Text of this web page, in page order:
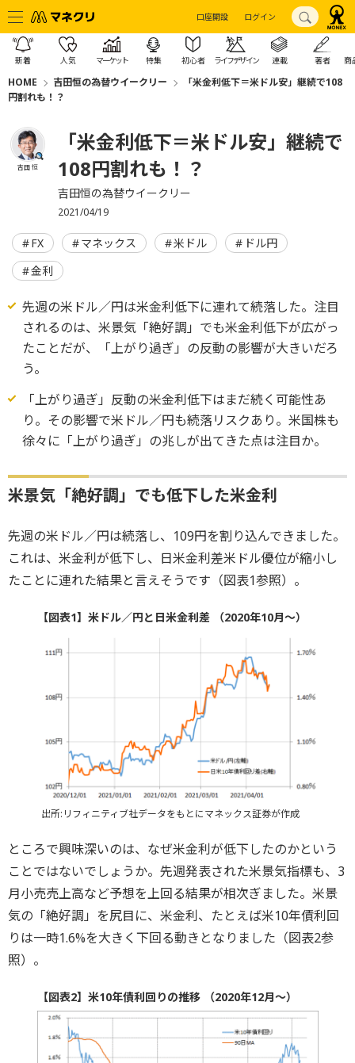
口座開設 ログイン
新着 人気 マーケット 特集 初心者 ライフデザイン 連載 著者 商
HOME 吉田恒の為替ウイークリー
「米金利低下＝米ドル安」継続で108
円割れも！？
吉田 恒
「米金利低下＝米ドル安」継続で
108円割れも！？
吉田恒の為替ウイークリー
2021/04/19
FX マネックス 米ドル
ドル円
金利
先週の米ドル／円は米金利低下に連れて続落した。注目
されるのは、米景気「絶好調」でも米金利低下が広がっ
たことだが、「上がり過ぎ」の反動の影響が大きいだろ
う。
「上がり過ぎ」反動の米金利低下はまだ続く可能性あ
り。その影響で米ドル／円も続落リスクあり。米国株も
徐々に「上がり過ぎ」の兆しが出てきた点は注目か。
米景気「絶好調」でも低下した米金利
先週の米ドル／円は続落し、109円を割り込んできました。
これは、米金利が低下し、日米金利差米ドル優位が縮小し
たことに連れた結果と言えそうです（図表1参照）。
【図表1】米ドル／円と日米金利差 （2020年10月～）
出所:リフィニティブ社データをもとにマネックス証券が作成
ところで興味深いのは、なぜ米金利が低下したのかという
ことではないでしょうか。先週発表された米景気指標も、3
月小売売上高など予想を上回る結果が相次ぎました。米景
気の「絶好調」を尻目に、米金利、たとえば米10年債利回
りは一時1.6%を大きく下回る動きとなりました（図表2参
照）。
【図表2】米10年債利回りの推移 （2020年12月～）